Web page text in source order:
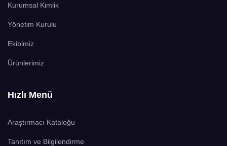
Kurumsal Kimlik
Yönetim Kurulu
Ekibimiz
Ürünlerimiz
Hızlı Menü
Araştırmacı Kataloğu
Tanıtım ve Bilgilendirme